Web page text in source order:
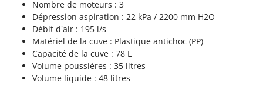
Perches Élagueuses
Pétrins à Spirale
Piscines
Planteuses de pommes de terre pour tracteur
Plateaux de coupe pour tracteur
Francini
G3 Ferrari
Gardena
Garofalo
Nombre de moteurs : 3
Dépression aspiration : 22 kPa / 2200 mm H2O
Débit d'air : 195 l/s
Matériel de la cuve : Plastique antichoc (PP)
Capacité de la cuve : 78 L
Volume poussières : 35 litres
Volume liquide : 48 litres